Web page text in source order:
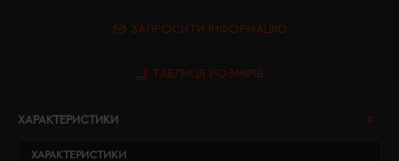
ЗАПРОСИТИ ІНФОРМАЦІЮ
ТАБЛИЦЯ РОЗМІРІВ
ХАРАКТЕРИСТИКИ
ХАРАКТЕРИСТИКИ